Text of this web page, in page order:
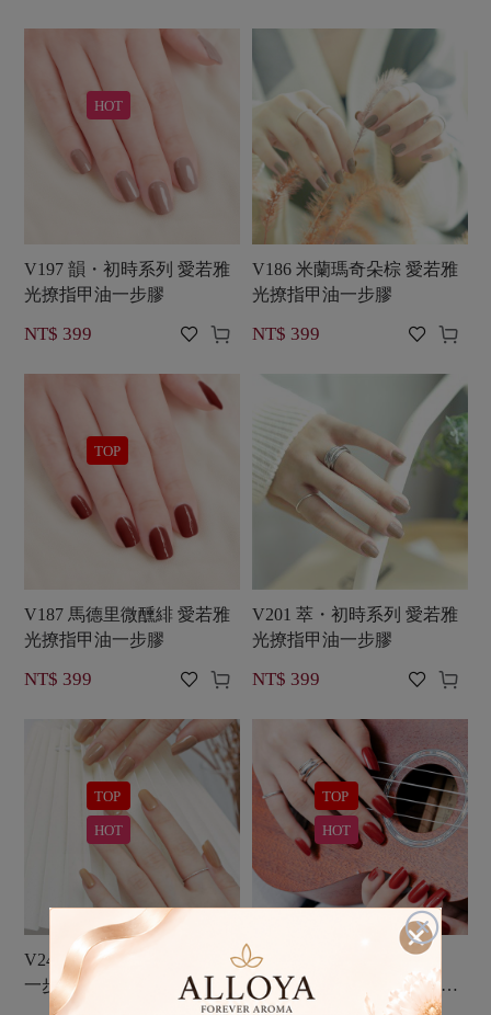
HOT
V197 韻・初時系列 愛若雅
光撩指甲油一步膠
NT$ 399  
V186 米蘭瑪奇朵棕 愛若雅
光撩指甲油一步膠
NT$ 399  
TOP
V187 馬德里微醺緋 愛若雅
光撩指甲油一步膠
NT$ 399  
V201 萃・初時系列 愛若雅
光撩指甲油一步膠
NT$ 399  
TOP
HOT
V246 無瑕美肌 愛若雅光撩
一步甲油膠
TOP
HOT
【女孩們的變身必備款】
V249 絲絨紅唇 愛若雅光撩
一步甲油膠
